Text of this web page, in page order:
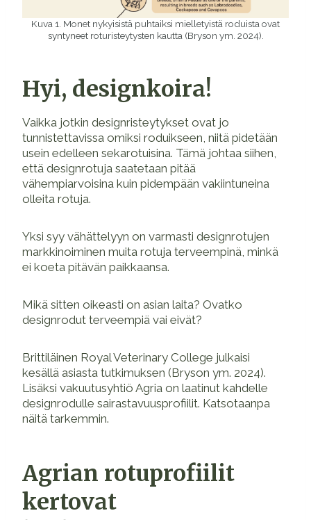
Kuva 1. Monet nykyisistä puhtaiksi mielletyistä roduista ovat
syntyneet roturisteytysten kautta (Bryson ym. 2024).
Hyi, designkoira!
Vaikka jotkin designristeytykset ovat jo
tunnistettavissa omiksi roduikseen, niitä pidetään
usein edelleen sekarotuisina. Tämä johtaa siihen,
että designrotuja saatetaan pitää
vähempiarvoisina kuin pidempään vakiintuneina
olleita rotuja.
Yksi syy vähättelyyn on varmasti designrotujen
markkinoiminen muita rotuja terveempinä, minkä
ei koeta pitävän paikkaansa.
Mikä sitten oikeasti on asian laita? Ovatko
designrodut terveempiä vai eivät?
Brittiläinen Royal Veterinary College julkaisi
kesällä asiasta tutkimuksen (Bryson ym. 2024).
Lisäksi vakuutusyhtiö Agria on laatinut kahdelle
designrodulle sairastavuusprofiilit. Katsotaanpa
näitä tarkemmin.
Agrian rotuprofiilit
kertovat